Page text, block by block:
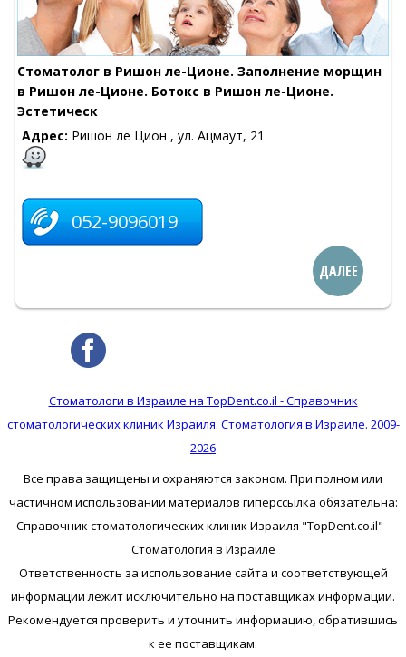
Стоматолог в Ришон ле-Ционе. Заполнение морщин
в Ришон ле-Ционе. Ботокс в Ришон ле-Ционе.
Эстетическ
Адрес: Ришон ле Цион , ул. Ацмаут, 21
052-9096019
ДАЛЕЕ
Стоматологи в Израиле на TopDent.co.il - Справочник
стоматологических клиник Израиля. Стоматология в Израиле. 2009-
2026
Все права защищены и охраняются законом. При полном или
частичном использовании материалов гиперссылка обязательна:
Справочник стоматологических клиник Израиля "TopDent.co.il" -
Стоматология в Израиле
Ответственность за использование сайта и соответствующей
информации лежит исключительно на поставщиках информации.
Рекомендуется проверить и уточнить информацию, обратившись
к ее поставщикам.